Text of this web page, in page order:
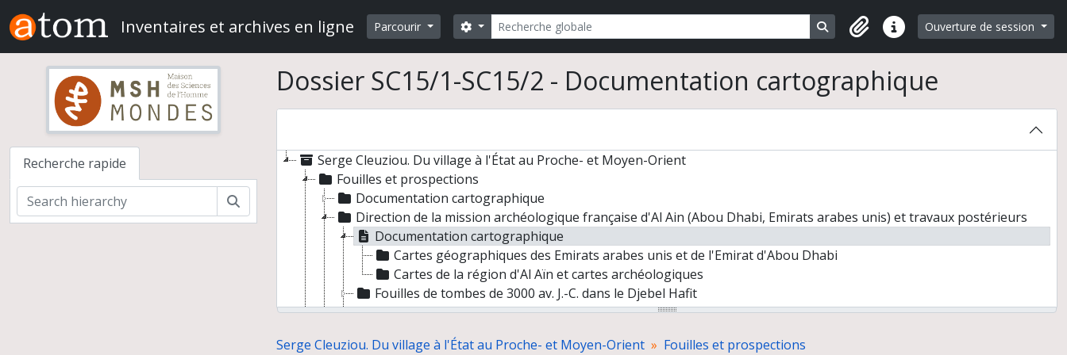
Skip to main content
Inventaires et archives en ligne Parcourir Rechercher
Search options Search in browse page
Liens rapidesOuverture de session
Recherche rapide
Rechercher
Dossier SC15/1-SC15/2 - Documentation cartographique
Serge Cleuziou. Du village à l'État au Proche- et Moyen-Orient
Fouilles et prospections
Documentation cartographique
Direction de la mission archéologique française d'Al Ain (Abou Dhabi, Emirats arabes unis) et travaux postérieurs
Documentation cartographique
Cartes géographiques des Emirats arabes unis et de l'Emirat d'Abou Dhabi
Cartes de la région d'Al Aïn et cartes archéologiques
Fouilles de tombes de 3000 av. J.-C. dans le Djebel Hafit
Fouilles d'un habitat du troisième millénaire à Hili 8
Fouilles de la tombe de Hili M
Serge Cleuziou. Du village à l'État au Proche- et Moyen-Orient
Fouilles et prospections